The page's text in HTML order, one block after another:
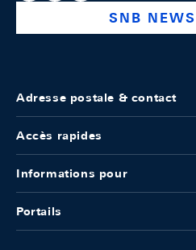
SNB
Adresse postale & contact
Accès rapides
Informations pour
Portails